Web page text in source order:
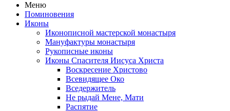
Меню
Поминовения
Иконы
Иконописной мастерской монастыря
Мануфактуры монастыря
Рукописные иконы
Иконы Спасителя Иисуса Христа
Воскресение Христово
Всевидящее Око
Вседержитель
Не рыдай Мене, Мати
Распятие